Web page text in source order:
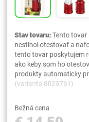
Stav tovaru:Tento tovar
nestihol otestovať a
tento tovar poskytujem
ako keby som ho
produkty automaticky
(varianta 8029761)
Bežná cena